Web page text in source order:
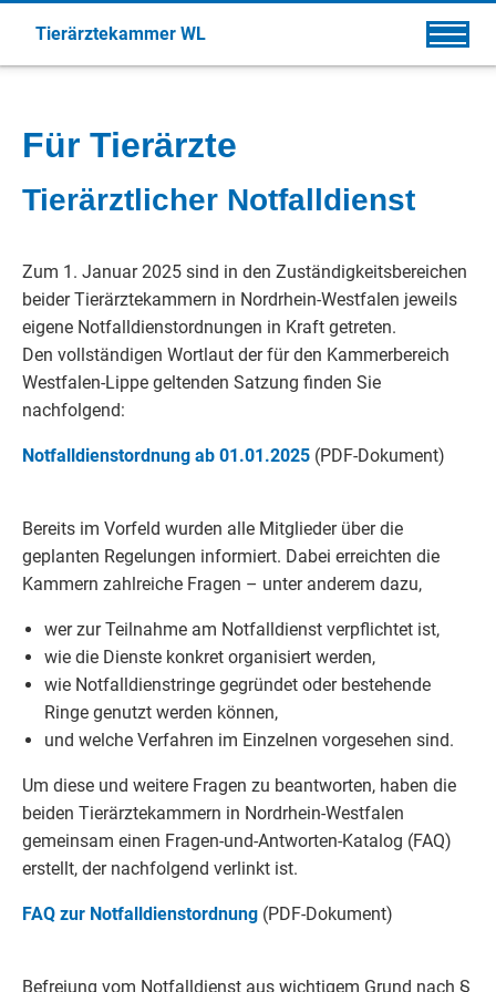
Tierärztekammer WL
Für Tierärzte
Tierärztlicher Notfalldienst
Zum 1. Januar 2025 sind in den Zuständigkeitsbereichen
beider Tierärztekammern in Nordrhein-Westfalen jeweils
eigene Notfalldienstordnungen in Kraft getreten.
Den vollständigen Wortlaut der für den Kammerbereich
Westfalen-Lippe geltenden Satzung finden Sie
nachfolgend:
Notfalldienstordnung ab 01.01.2025 (PDF-Dokument)
Bereits im Vorfeld wurden alle Mitglieder über die
geplanten Regelungen informiert. Dabei erreichten die
Kammern zahlreiche Fragen – unter anderem dazu,
wer zur Teilnahme am Notfalldienst verpflichtet ist,
wie die Dienste konkret organisiert werden,
wie Notfalldienstringe gegründet oder bestehende
Ringe genutzt werden können,
und welche Verfahren im Einzelnen vorgesehen sind.
Um diese und weitere Fragen zu beantworten, haben die
beiden Tierärztekammern in Nordrhein-Westfalen
gemeinsam einen Fragen-und-Antworten-Katalog (FAQ)
erstellt, der nachfolgend verlinkt ist.
FAQ zur Notfalldienstordnung (PDF-Dokument)
Befreiung vom Notfalldienst aus wichtigem Grund nach §